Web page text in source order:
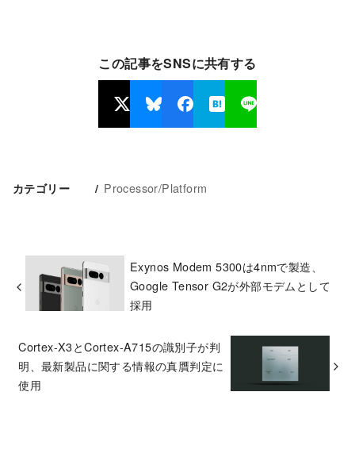
この記事をSNSに共有する
カテゴリー Processor/Platform
Exynos Modem 5300は4nmで製造、
Google Tensor G2が外部モデムとして
採用
Cortex-X3とCortex-A715の識別子が判
明、最新製品に関する情報の真贋判定に
使用